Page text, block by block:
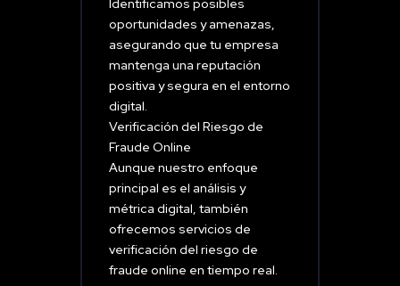
Identificamos posibles
oportunidades y amenazas,
asegurando que tu empresa
mantenga una reputación
positiva y segura en el entorno
digital.
Verificación del Riesgo de
Fraude Online
Aunque nuestro enfoque
principal es el análisis y
métrica digital, también
ofrecemos servicios de
verificación del riesgo de
fraude online en tiempo real.